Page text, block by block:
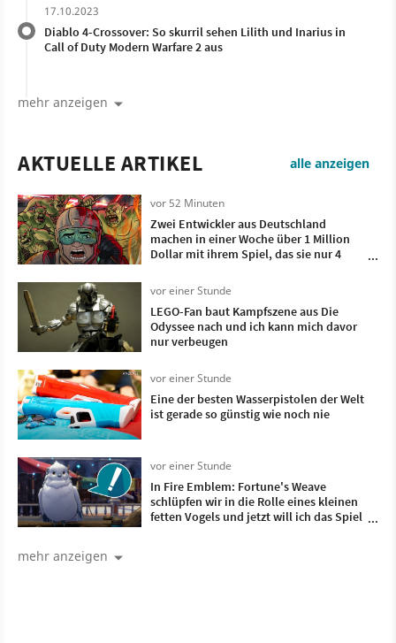
17.10.2023
Diablo 4-Crossover: So skurril sehen Lilith und Inarius in
Call of Duty Modern Warfare 2 aus
mehr anzeigen
AKTUELLE ARTIKEL alle anzeigen
vor 52 Minuten
Zwei Entwickler aus Deutschland
machen in einer Woche über 1 Million
Dollar mit ihrem Spiel, das sie nur 4
vor einer Stunde
LEGO-Fan baut Kampfszene aus Die
Odyssee nach und ich kann mich davor
nur verbeugen
vor einer Stunde
Eine der besten Wasserpistolen der Welt
ist gerade so günstig wie noch nie
vor einer Stunde
In Fire Emblem: Fortune's Weave
schlüpfen wir in die Rolle eines kleinen
fetten Vogels und jetzt will ich das Spiel
mehr anzeigen